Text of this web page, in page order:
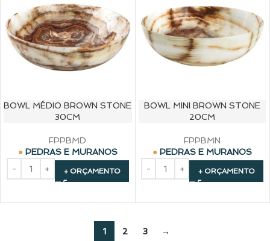
BOWL MÉDIO BROWN STONE
30CM
FPPBMD
PEDRAS E MURANOS
+ ORÇAMENTO
BOWL MINI BROWN STONE
20CM
FPPBMN
PEDRAS E MURANOS
+ ORÇAMENTO
1 2 3 →